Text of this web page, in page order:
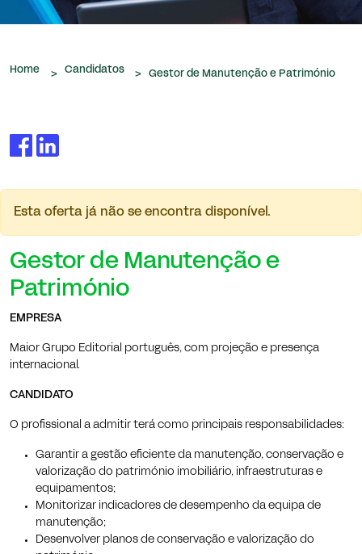
que nos são confiados.
Home > Candidatos > Gestor de Manutenção e Património
Esta oferta já não se encontra disponível.
Gestor de Manutenção e
Património
EMPRESA
Maior Grupo Editorial português, com projeção e presença
internacional.
CANDIDATO
O profissional a admitir terá como principais responsabilidades:
Garantir a gestão eficiente da manutenção, conservação e
valorização do património imobiliário, infraestruturas e
equipamentos;
Monitorizar indicadores de desempenho da equipa de
manutenção;
Desenvolver planos de conservação e valorização do